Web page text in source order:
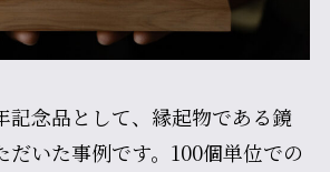
記念品として、縁起物である鏡
だいた事例です。100個単位での